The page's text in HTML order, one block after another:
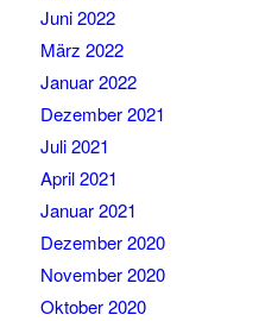
Juni 2022
März 2022
Januar 2022
Dezember 2021
Juli 2021
April 2021
Januar 2021
Dezember 2020
November 2020
Oktober 2020